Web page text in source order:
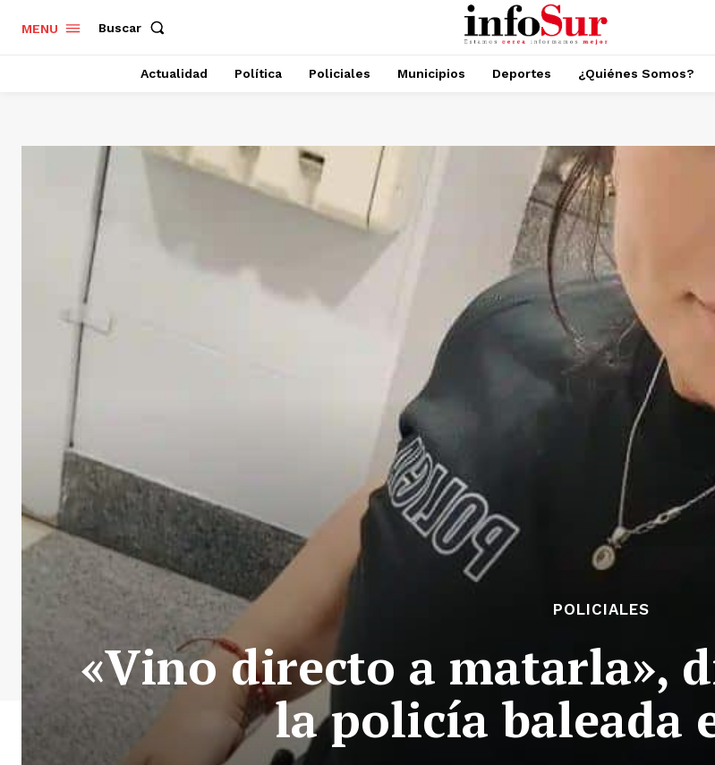
MENU Buscar
Actualidad Política Policiales Municipios Deportes ¿Quiénes Somos?
POLICIALES
«Vino directo a matarla»,
la policía baleada